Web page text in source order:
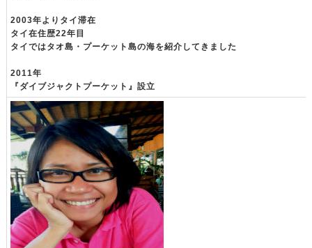
2003年よりタイ滞在
タイ在住歴22年目
タイではタオ島・プーケット島の海を紹介してきました
2011年
『ダイブジャクトプーケット』設立